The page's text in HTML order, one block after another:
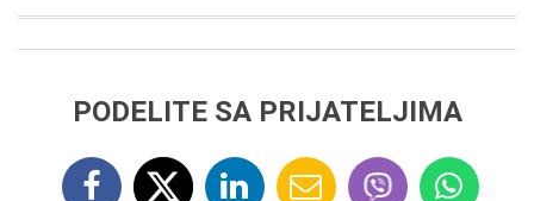
PODELITE SA PRIJATELJIMA